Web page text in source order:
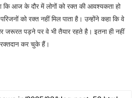
कि आज के दौर में लोगों को रक्त की आवश्यकता हो
को रक्त नहीं मिल पाता है। उन्होंने कहा कि वे
पड़ने पर वे भी तैयार रहते है। इतना ही नहीं
कर चुके हैं।